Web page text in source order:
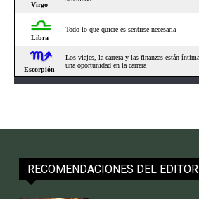
RECOMENDACIONES DEL EDITOR